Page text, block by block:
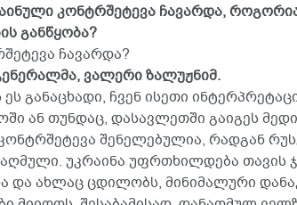
კონტრშეტევა ჩავარდა,
განწყობა?
ჩავარდა?
ვალერი ზალუჟნიმ.
განაცხადი, ჩვენ ისეთი
ან თუნდაც, დასავლეთში გაიგეს
შენელებულია, რადგან
უკრაინა უფრთხილდება თავის
და ახლაც ცდილობს, მინიმალური